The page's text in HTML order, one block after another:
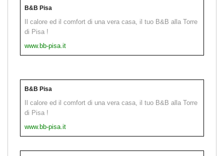
B&B Pisa
Il calore ed il comfort di una vera casa, il tuo B&B alla Torre
di Pisa !
www.bb-pisa.it
B&B Pisa
Il calore ed il comfort di una vera casa, il tuo B&B alla Torre
di Pisa !
www.bb-pisa.it